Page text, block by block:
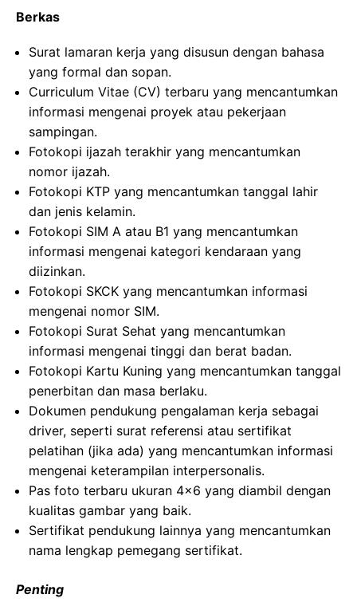
Berkas
Surat lamaran kerja yang disusun dengan bahasa
yang formal dan sopan.
Curriculum Vitae (CV) terbaru yang mencantumkan
informasi mengenai proyek atau pekerjaan
sampingan.
Fotokopi ijazah terakhir yang mencantumkan
nomor ijazah.
Fotokopi KTP yang mencantumkan tanggal lahir
dan jenis kelamin.
Fotokopi SIM A atau B1 yang mencantumkan
informasi mengenai kategori kendaraan yang
diizinkan.
Fotokopi SKCK yang mencantumkan informasi
mengenai nomor SIM.
Fotokopi Surat Sehat yang mencantumkan
informasi mengenai tinggi dan berat badan.
Fotokopi Kartu Kuning yang mencantumkan tanggal
penerbitan dan masa berlaku.
Dokumen pendukung pengalaman kerja sebagai
driver, seperti surat referensi atau sertifikat
pelatihan (jika ada) yang mencantumkan informasi
mengenai keterampilan interpersonalis.
Pas foto terbaru ukuran 4×6 yang diambil dengan
kualitas gambar yang baik.
Sertifikat pendukung lainnya yang mencantumkan
nama lengkap pemegang sertifikat.
Penting